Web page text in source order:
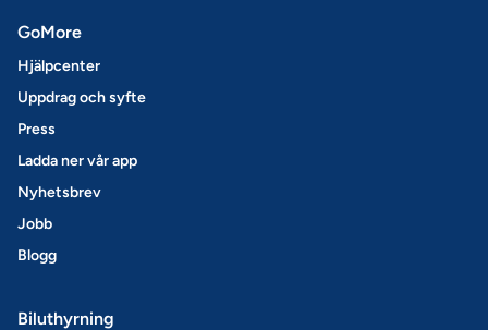
GoMore
Hjälpcenter
Uppdrag och syfte
Press
Ladda ner vår app
Nyhetsbrev
Jobb
Blogg
Biluthyrning